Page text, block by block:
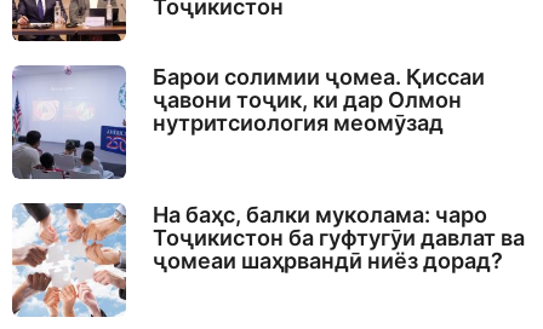
Тоҷикистон
Барои солимии ҷомеа. Қиссаи
ҷавони тоҷик, ки дар Олмон
нутритсиология меомӯзад
На баҳс, балки муколама: чаро
Тоҷикистон ба гуфтугӯи давлат ва
ҷомеаи шаҳрвандӣ ниёз дорад?